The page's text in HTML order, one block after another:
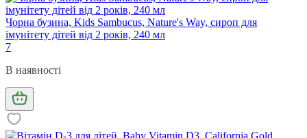
Чорна бузина, Kids Sambucus, Nature's Way, сироп для
імунітету дітей від 2 років, 240 мл
7
В наявності